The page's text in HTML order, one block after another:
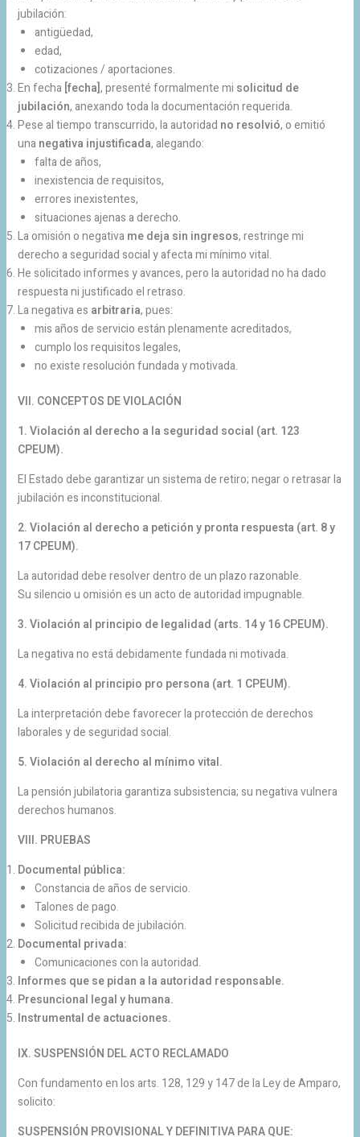
jubilación:
antigüedad,
edad,
cotizaciones / aportaciones.
En fecha [fecha], presenté formalmente mi solicitud de
jubilación, anexando toda la documentación requerida.
Pese al tiempo transcurrido, la autoridad no resolvió, o emitió
unanegativa injustificada, alegando:
falta de años,
inexistencia de requisitos,
errores inexistentes,
situaciones ajenas a derecho.
La omisión o negativame deja sin ingresos, restringe mi
derecho a seguridad social y afecta mi mínimo vital.
He solicitado informes y avances, pero la autoridad no ha dado
respuesta ni justificado el retraso.
La negativa es arbitraria, pues:
mis años de servicio están plenamente acreditados,
cumplo los requisitos legales,
no existe resolución fundada y motivada.
VII. CONCEPTOS DE VIOLACIÓN
1. Violación al derecho a la seguridad social (art. 123
CPEUM).
El Estado debe garantizar un sistema de retiro; negar o retrasar la
jubilación es inconstitucional.
2. Violación al derecho a petición y pronta respuesta (art. 8 y
17 CPEUM).
La autoridad debe resolver dentro de un plazo razonable.
Su silencio u omisión es un acto de autoridad impugnable.
3. Violación al principio de legalidad (arts. 14 y 16 CPEUM).
La negativa no está debidamente fundada ni motivada.
4. Violación al principio pro persona (art. 1 CPEUM).
La interpretación debe favorecer la protección de derechos
laborales y de seguridad social.
5. Violación al derecho al mínimo vital.
La pensión jubilatoria garantiza subsistencia; su negativa vulnera
derechos humanos.
VIII. PRUEBAS
Documental pública:
Constancia de años de servicio.
Talones de pago.
Solicitud recibida de jubilación.
Documental privada:
Comunicaciones con la autoridad.
Informes que se pidan a la autoridad responsable.
Presuncional legal y humana.
Instrumental de actuaciones.
IX. SUSPENSIÓN DEL ACTO RECLAMADO
Con fundamento en los arts. 128, 129 y 147 de la Ley de Amparo,
solicito:
SUSPENSIÓN PROVISIONAL Y DEFINITIVA PARA QUE: